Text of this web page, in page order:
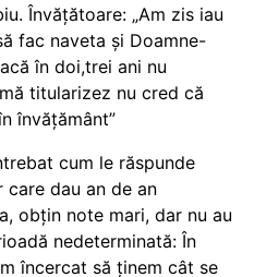
Învățătoare: „Am zis iau
fac naveta și Doamne-
în doi,trei ani nu
titularizez nu cred că
învățământ”
cum le răspunde
care dau an de an
obțin note mari, dar nu au
nedeterminată: În
încercat să ținem cât se